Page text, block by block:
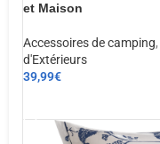
et Maison
Accessoires de camping,
d'Extérieurs
39,99€